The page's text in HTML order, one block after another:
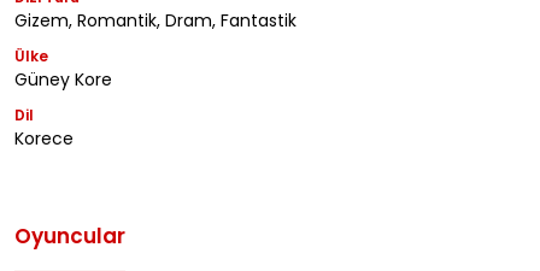
Gizem, Romantik, Dram, Fantastik
Ülke
Güney Kore
Dil
Korece
Oyuncular